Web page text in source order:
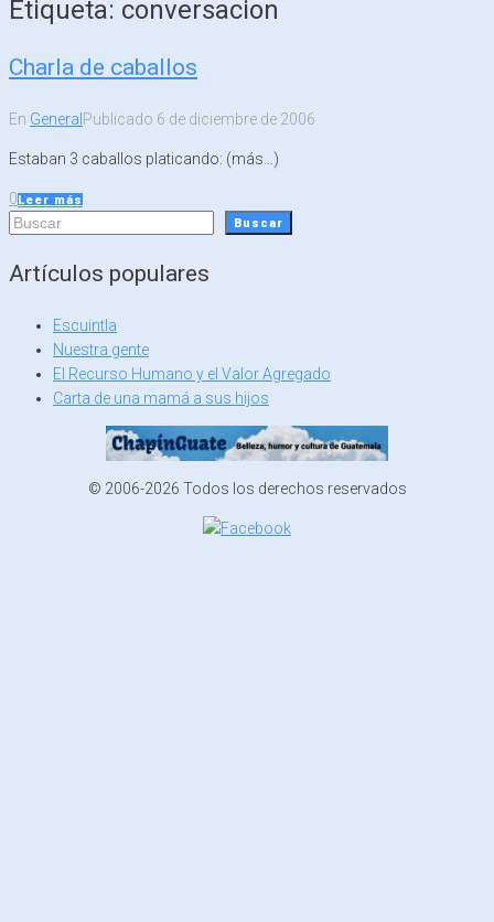
Etiqueta: conversacion
Charla de caballos
En General Publicado 6 de diciembre de 2006
Estaban 3 caballos platicando: (más…)
0 Leer más
Buscar Buscar
Artículos populares
Escuintla
Nuestra gente
El Recurso Humano y el Valor Agregado
Carta de una mamá a sus hijos
© 2006-2026 Todos los derechos reservados